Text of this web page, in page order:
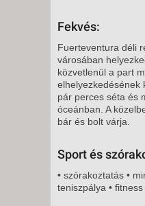
8 NAP / 7
2027.
VASÁRNAP -
8 NAP / 7
2027.
VASÁRNAP -
Fekvés:
Fuerteventura déli
városában
közvetlenül a part
elhelyezkedésének
pár perces séta és
óceánban. A
bár és bolt várja.
Sport és
• szórakoztatás •
teniszpálya •